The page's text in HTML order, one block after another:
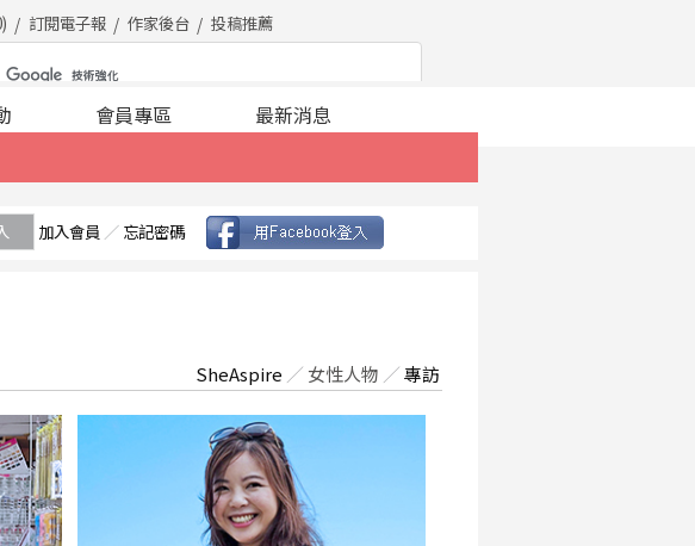
) 訂閱電子報 作家後台 投稿推薦
會員專區 最新消息
加入會員 ／ 忘記密碼
SheAspire ／ 女性人物 ／專訪